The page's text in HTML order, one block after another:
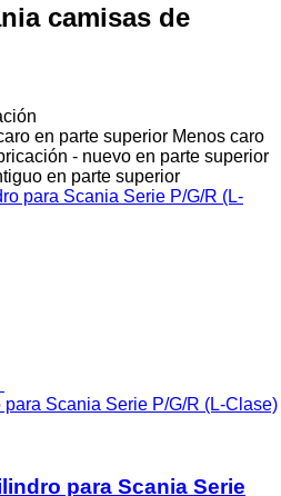
camisas de
en parte superior Menos caro
- nuevo en parte superior
en parte superior
Scania Serie P/G/R (L-Clase)
para Scania Serie